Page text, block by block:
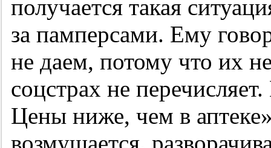
получается такая
за памперсами. Ему
не даем, потому что их
соцстрах не
Цены ниже, чем в